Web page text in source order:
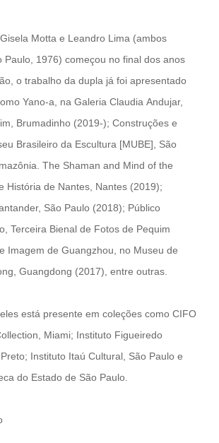
Motta e Leandro Lima (ambos
Paulo, 1976) começou no final dos anos
o trabalho da dupla já foi apresentado
Yano-a, na Galeria Claudia Andujar,
Brumadinho (2019-); Construções e
Brasileiro da Escultura [MUBE], São
The Shaman and Mind of the
História de Nantes, Nantes (2019);
São Paulo (2018); Público
Terceira Bienal de Fotos de Pequim
Imagem de Guangzhou, no Museu de
Guangdong (2017), entre outras.
está presente em coleções como CIFO
Miami; Instituto Figueiredo
Instituto Itaú Cultural, São Paulo e
do Estado de São Paulo.